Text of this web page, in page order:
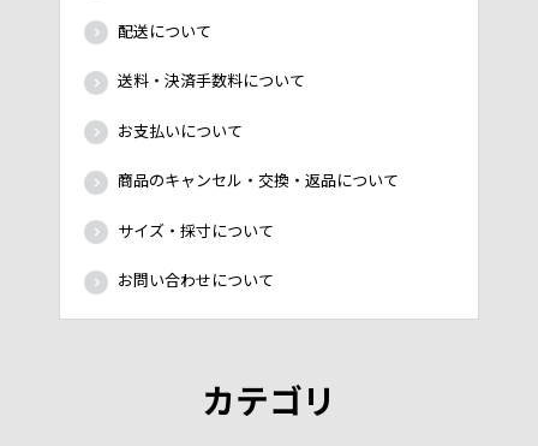
配送について
送料・決済手数料について
お支払いについて
商品のキャンセル・交換・返品について
サイズ・採寸について
お問い合わせについて
カテゴリ